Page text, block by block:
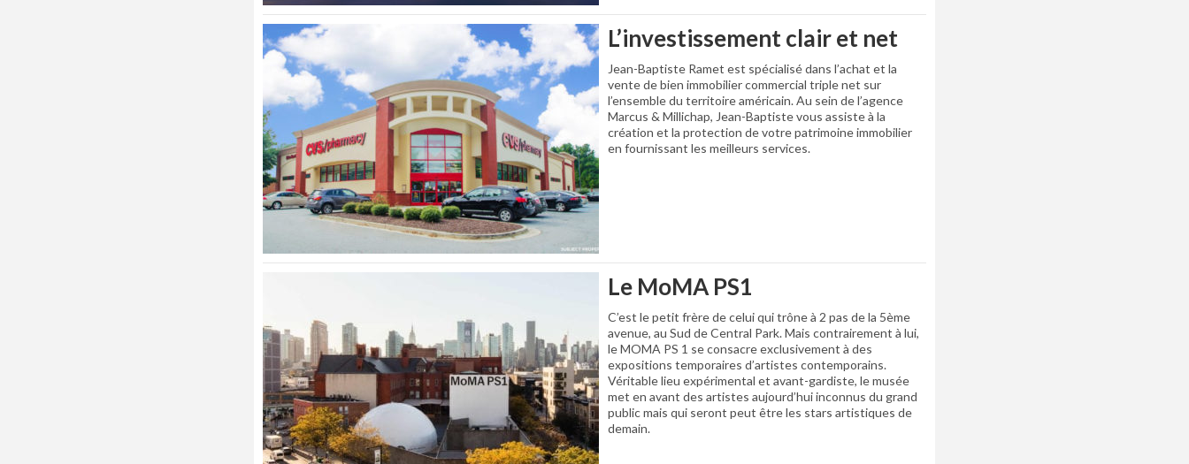
L’investissement clair et net
Jean-Baptiste Ramet est spécialisé dans l’achat et la
vente de bien immobilier commercial triple net sur
l’ensemble du territoire américain. Au sein de l’agence
Marcus & Millichap, Jean-Baptiste vous assiste à la
création et la protection de votre patrimoine immobilier
en fournissant les meilleurs services.
Le MoMA PS1
C’est le petit frère de celui qui trône à 2 pas de la 5ème
avenue, au Sud de Central Park. Mais contrairement à lui,
le MOMA PS 1 se consacre exclusivement à des
expositions temporaires d’artistes contemporains.
Véritable lieu expérimental et avant-gardiste, le musée
met en avant des artistes aujourd’hui inconnus du grand
public mais qui seront peut être les stars artistiques de
demain.